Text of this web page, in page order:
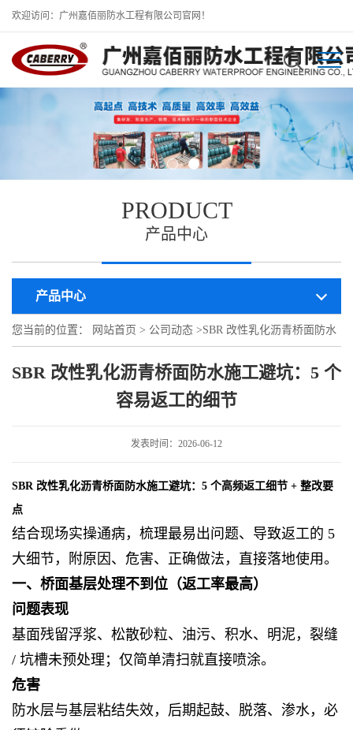
欢迎访问：广州嘉佰丽防水工程有限公司官网！
PRODUCT
产品中心
产品中心
您当前的位置： 网站首页 > 公司动态 >SBR 改性乳化沥青桥面防水
施工避坑：5 个容易返工的细节
SBR 改性乳化沥青桥面防水施工避坑：5 个
容易返工的细节
发表时间：2026-06-12
SBR 改性乳化沥青桥面防水施工避坑：5 个高频返工细节 + 整改要
点
结合现场实操通病，梳理最易出问题、导致返工的 5
大细节，附原因、危害、正确做法，直接落地使用。
一、桥面基层处理不到位（返工率最高）
问题表现
基面残留浮浆、松散砂粒、油污、积水、明泥，裂缝
/ 坑槽未预处理；仅简单清扫就直接喷涂。
危害
防水层与基层粘结失效，后期起鼓、脱落、渗水，必